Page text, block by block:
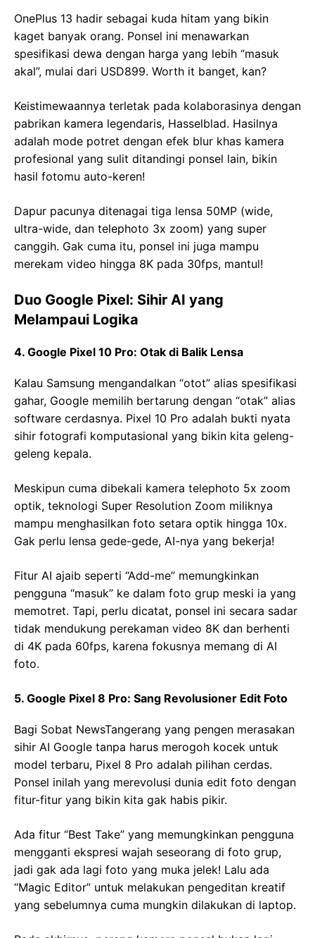
OnePlus 13 hadir sebagai kuda hitam yang bikin
kaget banyak orang. Ponsel ini menawarkan
spesifikasi dewa dengan harga yang lebih “masuk
akal”, mulai dari USD899. Worth it banget, kan?
Keistimewaannya terletak pada kolaborasinya dengan
pabrikan kamera legendaris, Hasselblad. Hasilnya
adalah mode potret dengan efek blur khas kamera
profesional yang sulit ditandingi ponsel lain, bikin
hasil fotomu auto-keren!
Dapur pacunya ditenagai tiga lensa 50MP (wide,
ultra-wide, dan telephoto 3x zoom) yang super
canggih. Gak cuma itu, ponsel ini juga mampu
merekam video hingga 8K pada 30fps, mantul!
Duo Google Pixel: Sihir AI yang
Melampaui Logika
4. Google Pixel 10 Pro: Otak di Balik Lensa
Kalau Samsung mengandalkan “otot” alias spesifikasi
gahar, Google memilih bertarung dengan “otak” alias
software cerdasnya. Pixel 10 Pro adalah bukti nyata
sihir fotografi komputasional yang bikin kita geleng-
geleng kepala.
Meskipun cuma dibekali kamera telephoto 5x zoom
optik, teknologi Super Resolution Zoom miliknya
mampu menghasilkan foto setara optik hingga 10x.
Gak perlu lensa gede-gede, AI-nya yang bekerja!
Fitur AI ajaib seperti “Add-me” memungkinkan
pengguna “masuk” ke dalam foto grup meski ia yang
memotret. Tapi, perlu dicatat, ponsel ini secara sadar
tidak mendukung perekaman video 8K dan berhenti
di 4K pada 60fps, karena fokusnya memang di AI
foto.
5. Google Pixel 8 Pro: Sang Revolusioner Edit Foto
Bagi Sobat NewsTangerang yang pengen merasakan
sihir AI Google tanpa harus merogoh kocek untuk
model terbaru, Pixel 8 Pro adalah pilihan cerdas.
Ponsel inilah yang merevolusi dunia edit foto dengan
fitur-fitur yang bikin kita gak habis pikir.
Ada fitur “Best Take” yang memungkinkan pengguna
mengganti ekspresi wajah seseorang di foto grup,
jadi gak ada lagi foto yang muka jelek! Lalu ada
“Magic Editor” untuk melakukan pengeditan kreatif
yang sebelumnya cuma mungkin dilakukan di laptop.